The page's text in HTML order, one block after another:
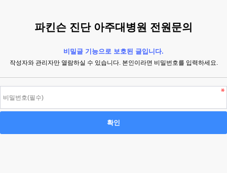
파킨슨 진단 아주대병원 전원문의
비밀글 기능으로 보호된 글입니다.
작성자와 관리자만 열람하실 수 있습니다. 본인이라면 비밀번호를 입력하세요.